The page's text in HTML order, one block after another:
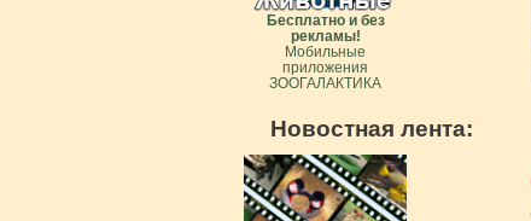
Бесплатно и без
рекламы!
Мобильные
приложения
ЗООГАЛАКТИКА
Новостная лента: